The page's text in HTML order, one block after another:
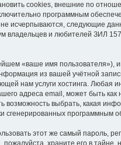
cookies, внешние по
программным
исчерпываются, следующие
и любителей ЗИЛ
«ваше имя пользователя»),
из вашей учётной
нам услуги хостинга. Любая
адреса email, может быть как
выбрать, какая
сгенерированных программным
этот же самый пароль,
храните его в тайне,